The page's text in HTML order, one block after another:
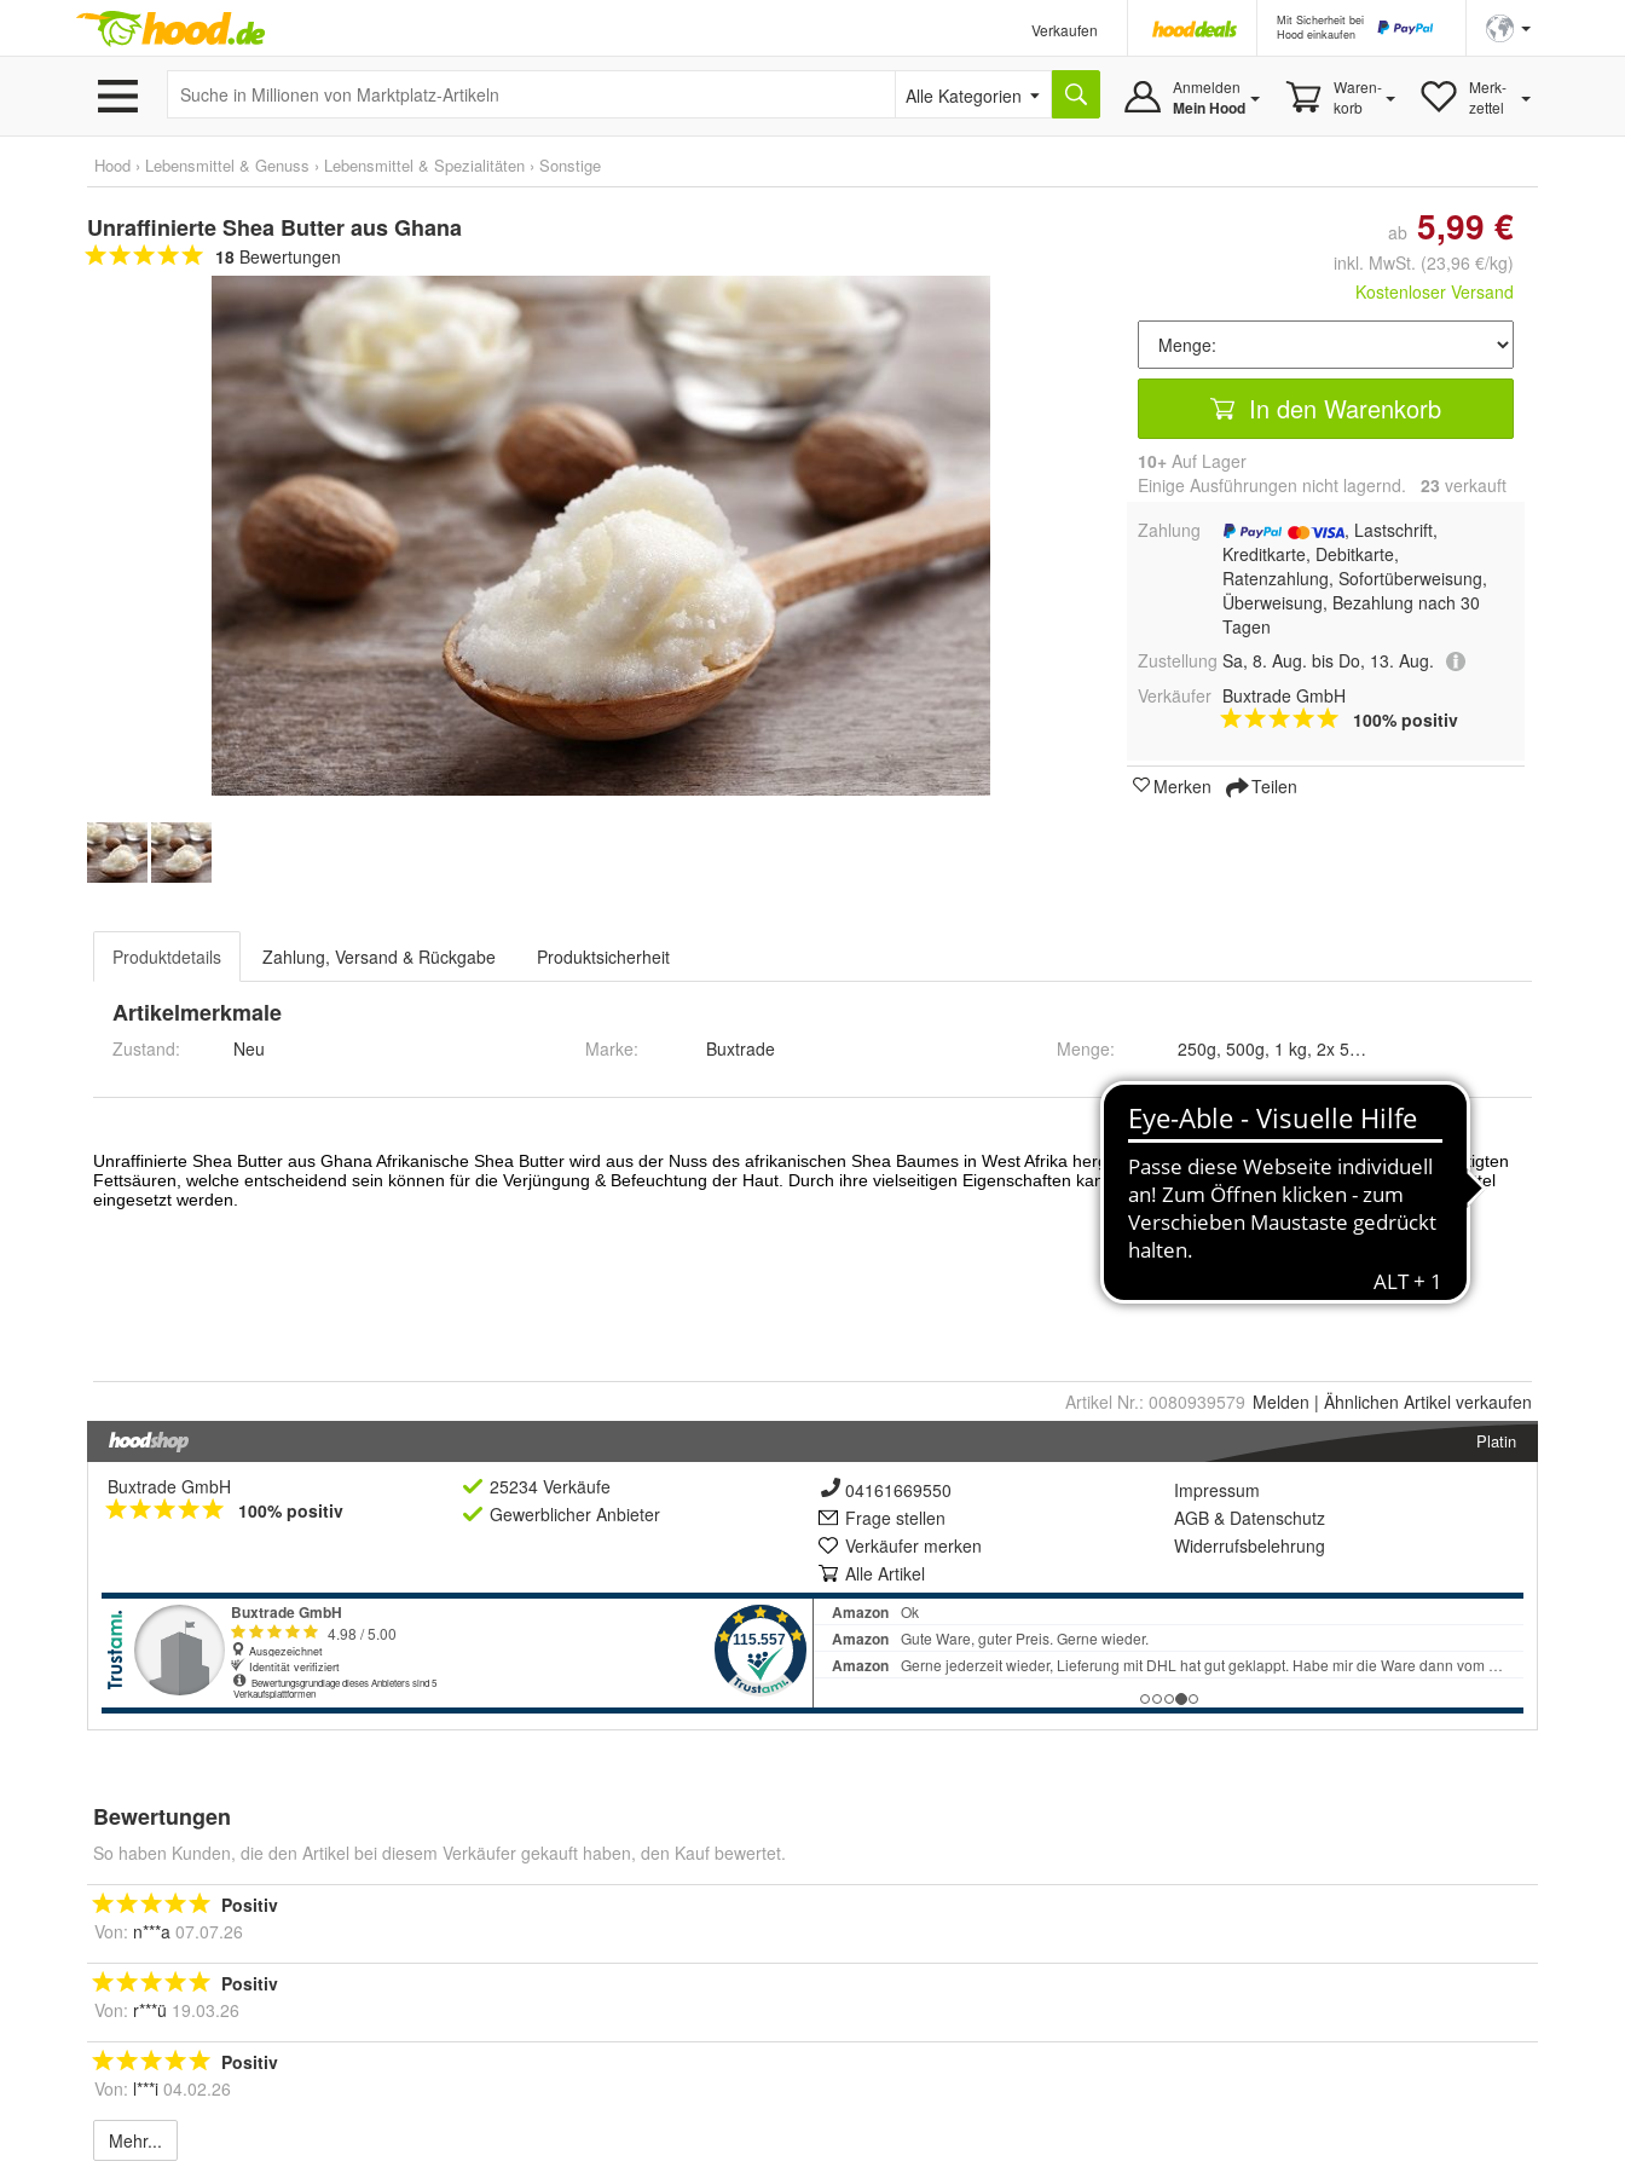
Verkaufen
Mit Sicherheit bei
Hood einkaufen
Alle Kategorien Anmelden
Mein Hood
Waren-
korb
Merk-
zettel
Hood › Lebensmittel & Genuss › Lebensmittel & Spezialitäten › Sonstige
Unraffinierte Shea Butter aus Ghana
18 Bewertungen
ab 5,99 €
inkl. MwSt. (23,96 €/kg)
Kostenloser Versand
In den Warenkorb
10+ Auf Lager
Einige Ausführungen nicht lagernd. 23 verkauft
Zahlung
, Lastschrift,
Kreditkarte, Debitkarte,
Ratenzahlung, Sofortüberweisung,
Überweisung, Bezahlung nach 30
Tagen
Zustellung Sa, 8. Aug. bis Do, 13. Aug.
Verkäufer Buxtrade GmbH
100% positiv
Merken Teilen
Produktdetails Zahlung, Versand & Rückgabe Produktsicherheit
Artikelmerkmale
Zustand: Neu Marke: Buxtrade Menge:
Artikel Nr.: 0080939579 Melden | Ähnlichen Artikel verkaufen
Platin
Buxtrade GmbH
100% positiv
25234 Verkäufe
Gewerblicher Anbieter
04161669550
Frage stellen
Verkäufer merken
Alle Artikel
Impressum
AGB & Datenschutz
Widerrufsbelehrung
Bewertungen
So haben Kunden, die den Artikel bei diesem Verkäufer gekauft haben, den Kauf bewertet.
Positiv
Von: n***a 07.07.26
Positiv
Von: r***ü 19.03.26
Positiv
Von: l***i 04.02.26
Mehr...